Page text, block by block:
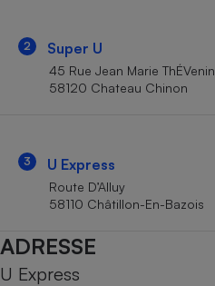
2 Super U
45 Rue Jean Marie ThÉVenin
58120 Chateau Chinon
3 U Express
Route D’Alluy
58110 Châtillon-En-Bazois
ADRESSE
U Express